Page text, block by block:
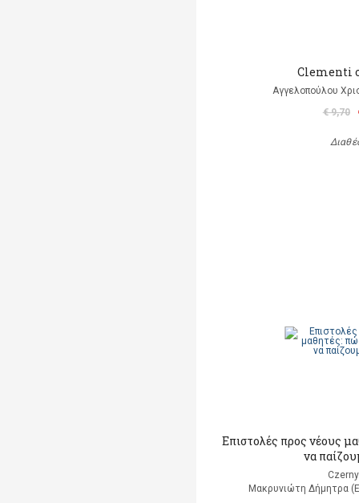
Clementi
Αγγελοπούλου
€ 9,70
Επιστολές προς νέους
να
Μακρυνιώτη Δήμητρα